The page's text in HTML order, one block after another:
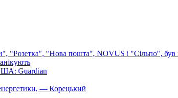
"Розетка", "Нова пошта", NOVUS і "Сільпо", був
Guardian
— Корецький